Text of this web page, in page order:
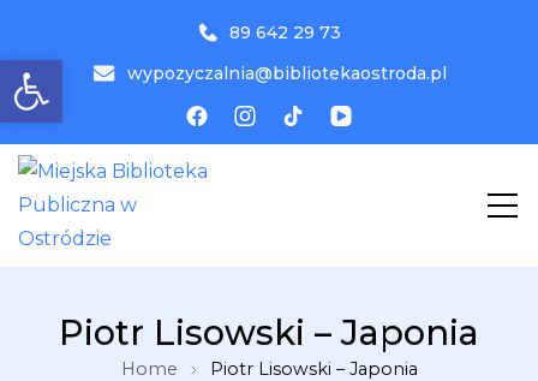
Otwórz pasek narzędzi
89 642 29 73
wypozyczalnia@bibliotekaostroda.pl
Ostródzie
Piotr Lisowski – Japonia
Home Piotr Lisowski – Japonia